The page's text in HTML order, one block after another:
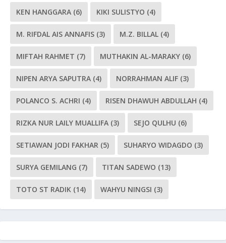
KEN HANGGARA (6) KIKI SULISTYO (4)
M. RIFDAL AIS ANNAFIS (3) M.Z. BILLAL (4)
MIFTAH RAHMET (7) MUTHAKIN AL-MARAKY (6)
NIPEN ARYA SAPUTRA (4) NORRAHMAN ALIF (3)
POLANCO S. ACHRI (4) RISEN DHAWUH ABDULLAH (4)
RIZKA NUR LAILY MUALLIFA (3) SEJO QULHU (6)
SETIAWAN JODI FAKHAR (5) SUHARYO WIDAGDO (3)
SURYA GEMILANG (7) TITAN SADEWO (13)
TOTO ST RADIK (14) WAHYU NINGSI (3)